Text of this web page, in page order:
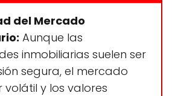
del Mercado
Aunque las
inmobiliarias suelen ser
segura, el mercado
volátil y los valores